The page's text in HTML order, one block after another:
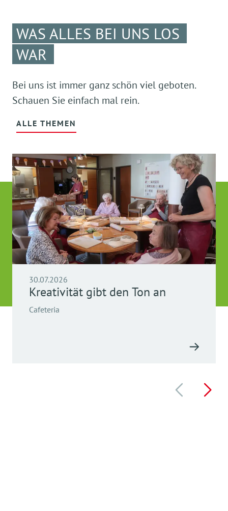
WAS ALLES BEI UNS LOS
WAR
Bei uns ist immer ganz schön viel geboten.
Schauen Sie einfach mal rein.
ALLE THEMEN
30.07.2026
Kreativität gibt den Ton an
Cafeteria